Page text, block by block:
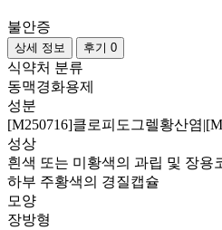
불안증
상세 정보 후기 0
식약처 분류
동맥경화용제
성분
[M250716]클로피도그렐황산염
성상
흰색 또는 미황색의 과립 및 장용
하부 주황색의 경질캡슐
모양
장방형